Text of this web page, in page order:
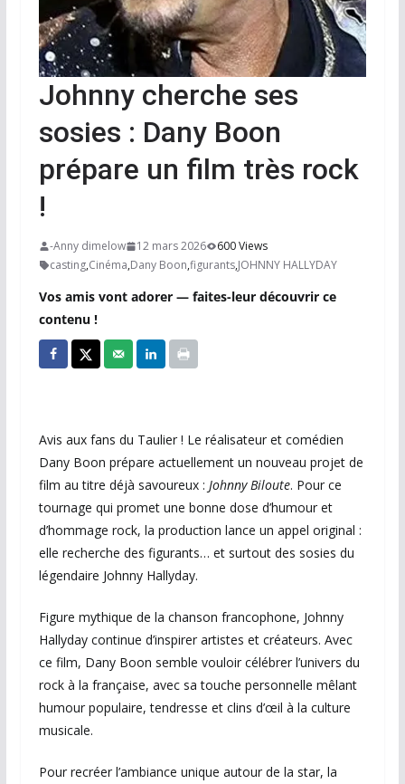
Johnny cherche ses
sosies : Dany Boon
prépare un film très rock
!
-Anny dimelow 12 mars 2026
600 Views
casting,Cinéma,Dany Boon,figurants,JOHNNY HALLYDAY
Vos amis vont adorer — faites-leur découvrir ce
contenu !
Avis aux fans du Taulier ! Le réalisateur et comédien
Dany Boon prépare actuellement un nouveau projet de
film au titre déjà savoureux : Johnny Biloute. Pour ce
tournage qui promet une bonne dose d’humour et
d’hommage rock, la production lance un appel original :
elle recherche des figurants… et surtout des sosies du
légendaire Johnny Hallyday.
Figure mythique de la chanson francophone, Johnny
Hallyday continue d’inspirer artistes et créateurs. Avec
ce film, Dany Boon semble vouloir célébrer l’univers du
rock à la française, avec sa touche personnelle mêlant
humour populaire, tendresse et clins d’œil à la culture
musicale.
Pour recréer l’ambiance unique autour de la star, la